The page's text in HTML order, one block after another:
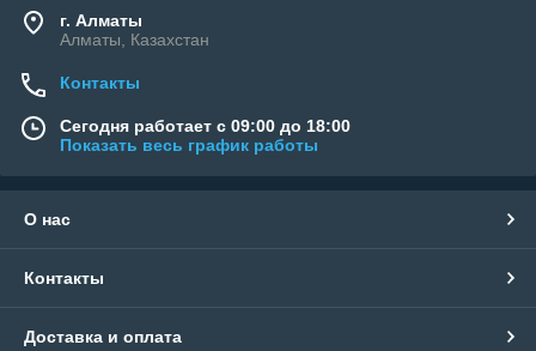
г. Алматы
Алматы, Казахстан
Контакты
Сегодня работает с 09:00 до 18:00
Показать весь график работы
О нас
Контакты
Доставка и оплата